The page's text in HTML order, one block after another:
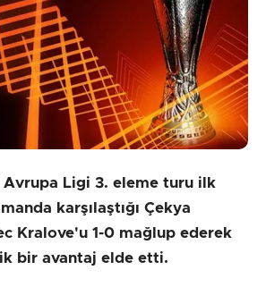
Avrupa Ligi 3. eleme turu ilk
karşılaştığı Çekya
Kralove'u 1-0 mağlup ederek
bir avantaj elde etti.